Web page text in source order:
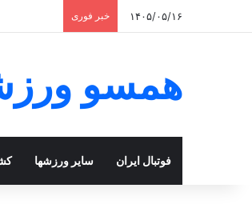
۱۴۰۵/۰۵/۱۶ خبر فوری
همسو
فوتبال ایران سایر ورزشها